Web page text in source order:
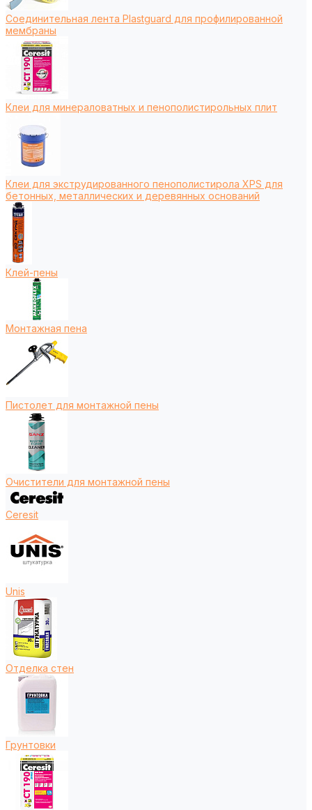
Соединительная лента Plastguard для профилированной
мембраны
Клеи для минераловатных и пенополистирольных плит
Клеи для экструдированного пенополистирола XPS для
бетонных, металлических и деревянных оснований
Клей-пены
Монтажная пена
Пистолет для монтажной пены
Очистители для монтажной пены
Ceresit
Unis
Отделка стен
Грунтовки